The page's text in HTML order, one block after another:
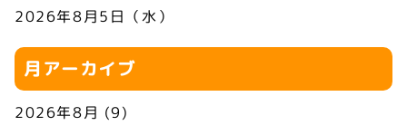
2026年8月5日（水）
月アーカイブ
2026年8月 (9)